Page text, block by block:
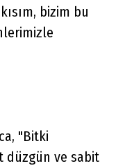
bizim bu
"Bitki
düzgün ve sabit